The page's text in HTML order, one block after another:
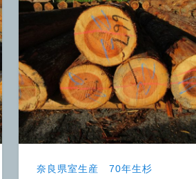
奈良県室生産 70年生杉